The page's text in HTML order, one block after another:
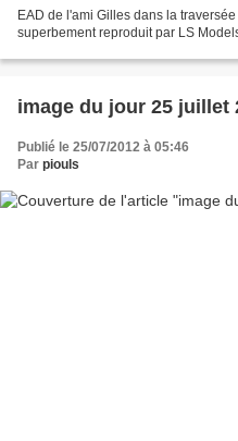
EAD de l'ami Gilles dans la
superbement reproduit par LS
image du jour 25 juillet
Publié le 25/07/2012 à 05:46
Par piouls